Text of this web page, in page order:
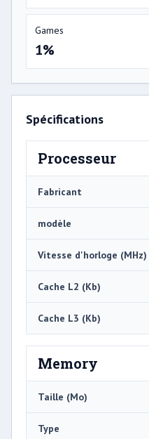
Games
1%
Spécifications
Processeur
Fabricant
modèle
Vitesse d'horloge (MHz)
Cache L2 (Kb)
Cache L3 (Kb)
Memory
Taille (Mo)
Type